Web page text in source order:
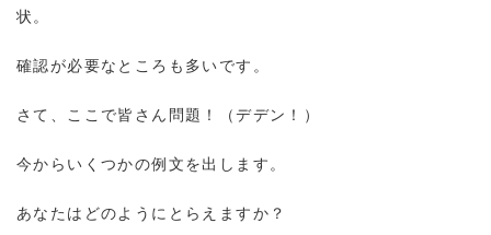
状。
確認が必要なところも多いです。
さて、ここで皆さん問題！（デデン！）
今からいくつかの例文を出します。
あなたはどのようにとらえますか？